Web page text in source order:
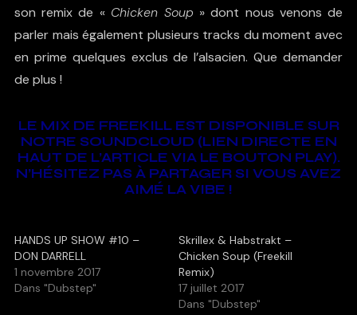
son remix de « Chicken Soup » dont nous venons de
parler mais également plusieurs tracks du moment avec
en prime quelques exclus de l’alsacien. Que demander
de plus !
LE MIX DE FREEKILL EST DISPONIBLE SUR
NOTRE SOUNDCLOUD (LIEN DIRECTE EN
HAUT DE L’ARTICLE VIA LE BOUTON PLAY).
N’HÉSITEZ PAS À PARTAGER SI VOUS AVEZ
AIMÉ LA VIBE !
HANDS UP SHOW #10 –
DON DARRELL
1 novembre 2017
Dans "Dubstep"
Skrillex & Habstrakt –
Chicken Soup (Freekill
Remix)
17 juillet 2017
Dans "Dubstep"